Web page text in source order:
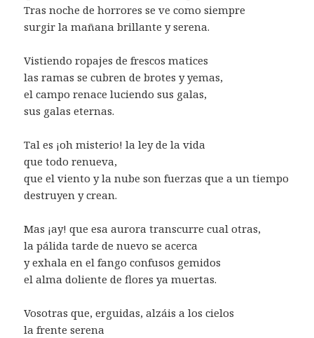
Tras noche de horrores se ve como siempre
surgir la mañana brillante y serena.
Vistiendo ropajes de frescos matices
las ramas se cubren de brotes y yemas,
el campo renace luciendo sus galas,
sus galas eternas.
Tal es ¡oh misterio! la ley de la vida
que todo renueva,
que el viento y la nube son fuerzas que a un tiempo
destruyen y crean.
Mas ¡ay! que esa aurora transcurre cual otras,
la pálida tarde de nuevo se acerca
y exhala en el fango confusos gemidos
el alma doliente de flores ya muertas.
Vosotras que, erguidas, alzáis a los cielos
la frente serena